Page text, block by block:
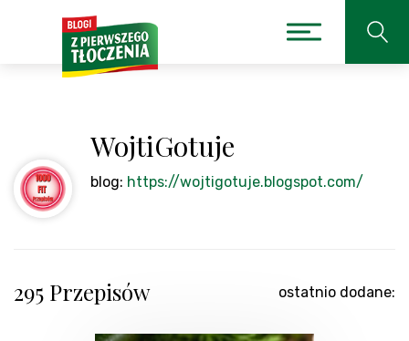
WojtiGotuje
blog: https://wojtigotuje.blogspot.com/
295 Przepisów ostatnio dodane: